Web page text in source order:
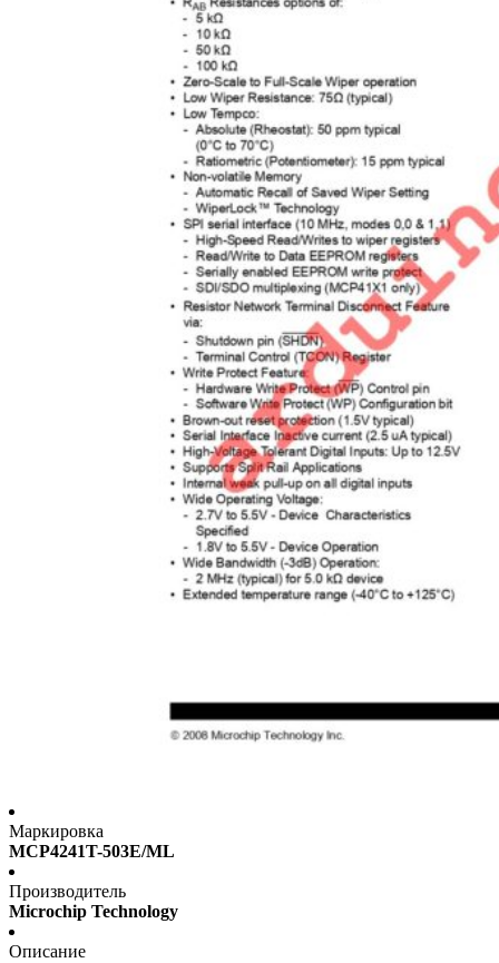
Маркировка
MCP4241T-503E/ML
Производитель
Microchip Technology
Описание